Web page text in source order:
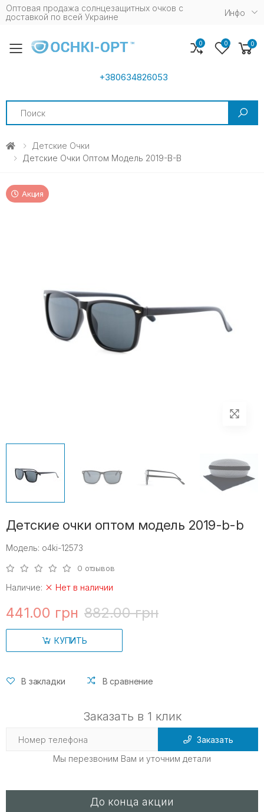
Оптовая продажа солнцезащитных очков c
доставкой по всей Украине
Инфо
Toggle mobile menu
+380634826053
Search
0 0 0
Детские Очки
Детские Очки Оптом Модель 2019-B-B
Акция
Детские очки оптом модель 2019-b-b
Модель: o4ki-12573
0 отзывов
Наличие: Нет в наличии
441.00 грн 882.00 грн
КУПИТЬ
В закладки В сравнение
Заказать в 1 клик
Заказать
Мы перезвоним Вам и уточним детали
До конца акции